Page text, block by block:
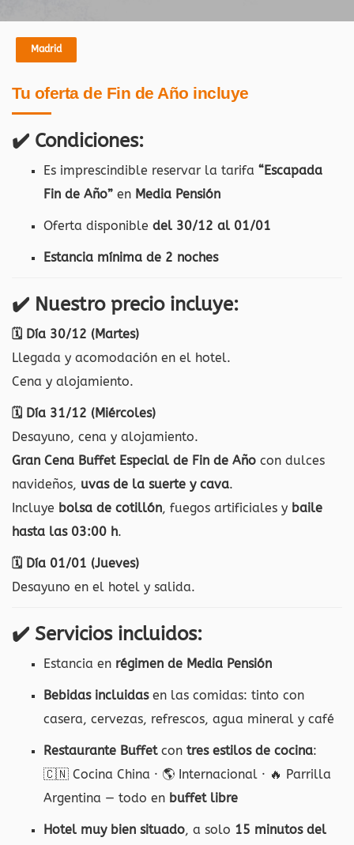
Madrid
Tu oferta de Fin de Año incluye
✔️ Condiciones:
Es imprescindible reservar la tarifa “Escapada
Fin de Año” en Media Pensión
Oferta disponible del 30/12 al 01/01
Estancia mínima de 2 noches
✔️ Nuestro precio incluye:
🗓 Día 30/12 (Martes)
Llegada y acomodación en el hotel.
Cena y alojamiento.
🗓 Día 31/12 (Miércoles)
Desayuno, cena y alojamiento.
Gran Cena Buffet Especial de Fin de Año con dulces
navideños, uvas de la suerte y cava.
Incluye bolsa de cotillón, fuegos artificiales y baile
hasta las 03:00 h.
🗓 Día 01/01 (Jueves)
Desayuno en el hotel y salida.
✔️ Servicios incluidos:
Estancia en régimen de Media Pensión
Bebidas incluidasen las comidas: tinto con
casera, cervezas, refrescos, agua mineral y café
Restaurante Buffetcon tres estilos de cocina:
🇨🇳 Cocina China · 🌎 Internacional · 🔥 Parrilla
Argentina — todo en buffet libre
Hotel muy bien situado, a solo 15 minutos del